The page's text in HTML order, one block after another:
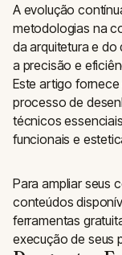
A evolução
metodologias na
da arquitetura e
a precisão e
Este artigo
processo de
técnicos
funcionais e
Para ampliar seus
conteúdos
ferramentas
execução de seus